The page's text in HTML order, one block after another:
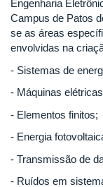
Engenharia
Campus de Patos
se as áreas
envolvidas na
- Sistemas de
- Máquinas
- Elementos finitos;
- Energia
- Transmissão de
- Ruídos em